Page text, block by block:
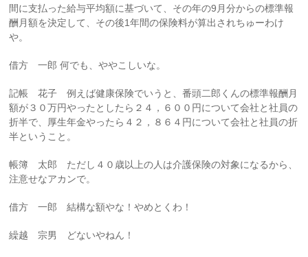
間に支払った給与平均額に基づいて、その年の9月分からの標準報
酬月額を決定して、その後1年間の保険料が算出されちゅーわけ
や。
借方 一郎 何でも、ややこしいな。
記帳 花子 例えば健康保険でいうと、番頭二郎くんの標準報酬月
額が３０万円やったとしたら２４，６００円について会社と社員の
折半で、厚生年金やったら４２，８６４円について会社と社員の折
半ということ。
帳簿 太郎 ただし４０歳以上の人は介護保険の対象になるから、
注意せなアカンで。
借方 一郎 結構な額やな！やめとくわ！
繰越 宗男 どないやねん！